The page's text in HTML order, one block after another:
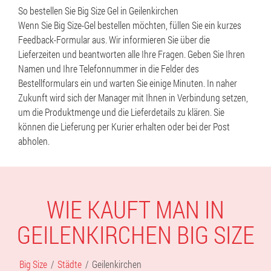
So bestellen Sie Big Size Gel in Geilenkirchen
Wenn Sie Big Size-Gel bestellen möchten, füllen Sie ein kurzes
Feedback-Formular aus. Wir informieren Sie über die
Lieferzeiten und beantworten alle Ihre Fragen. Geben Sie Ihren
Namen und Ihre Telefonnummer in die Felder des
Bestellformulars ein und warten Sie einige Minuten. In naher
Zukunft wird sich der Manager mit Ihnen in Verbindung setzen,
um die Produktmenge und die Lieferdetails zu klären. Sie
können die Lieferung per Kurier erhalten oder bei der Post
abholen.
WIE KAUFT MAN IN
GEILENKIRCHEN BIG SIZE
Big Size Städte Geilenkirchen